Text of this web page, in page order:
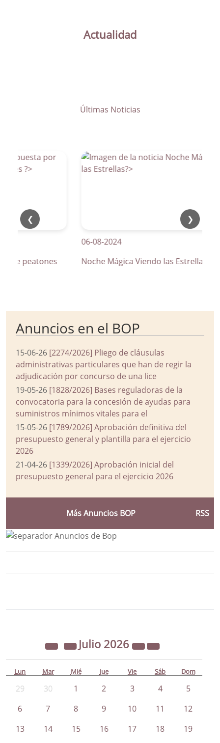
Actualidad
Últimas Noticias
❮ ❯
de peatones
06-08-2024
Noche Mágica Viendo las Estrellas
Anuncios en el BOP
15-06-26 [2274/2026] Pliego de cláusulas
administrativas particulares que han de regir la
adjudicación por concurso de una lice
19-05-26 [1828/2026] Bases reguladoras de la
convocatoria para la concesión de ayudas para
suministros mínimos vitales para el
15-05-26 [1789/2026] Aprobación definitiva del
presupuesto general y plantilla para el ejercicio
2026
21-04-26 [1339/2026] Aprobación inicial del
presupuesto general para el ejercicio 2026
Más Anuncios BOP RSS
Julio 2026
Lun Mar Mié Jue Vie Sáb Dom
29 30 1 2 3 4
5
6
7 8 9 10 11
12
13
14 15 16 17 18 19